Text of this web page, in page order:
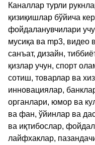
Каналлар турли
қизиқишлар бўйича
фойдаланувчилари
мусиқа ва mp3,
санъат, дизайн,
қизлар учун, спорт
сотиш, товарлар ва
инновациялар,
органлари, юмор ва
ва фан, ўйинлар ва
ва иқтибослар,
лайфхаклар,